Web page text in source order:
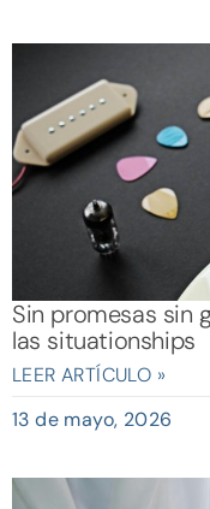
Sin promesas sin
las situationships
LEER ARTÍCULO »
13 de mayo, 2026